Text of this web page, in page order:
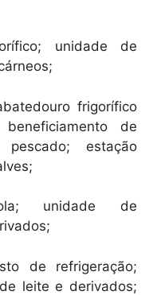
unidade de
frigorífico
de
estação
unidade de
de refrigeração;
leite e derivados;